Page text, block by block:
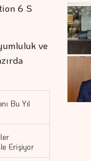
6 S
ve
Bu Yıl
Erişiyor